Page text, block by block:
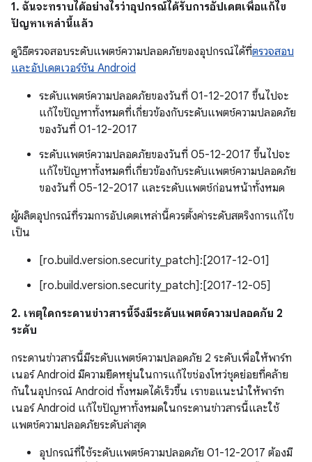
1. ฉันจะทราบได้อย่างไรว่าอุปกรณ์ได้รับการอัปเดตเพื่อแก้ไข
ปัญหาเหล่านี้แล้ว
ดูวิธีตรวจสอบระดับแพตช์ความปลอดภัยของอุปกรณ์ได้ที่ตรวจสอบ
และอัปเดตเวอร์ชัน Android
ระดับแพตช์ความปลอดภัยของวันที่ 01-12-2017 ขึ้นไปจะ
แก้ไขปัญหาทั้งหมดที่เกี่ยวข้องกับระดับแพตช์ความปลอดภัย
ของวันที่ 01-12-2017
ระดับแพตช์ความปลอดภัยของวันที่ 05-12-2017 ขึ้นไปจะ
แก้ไขปัญหาทั้งหมดที่เกี่ยวข้องกับระดับแพตช์ความปลอดภัย
ของวันที่ 05-12-2017 และระดับแพตช์ก่อนหน้าทั้งหมด
ผู้ผลิตอุปกรณ์ที่รวมการอัปเดตเหล่านี้ควรตั้งค่าระดับสตริงการแก้ไข
เป็น
[ro.build.version.security_patch]:[2017-12-01]
[ro.build.version.security_patch]:[2017-12-05]
2. เหตุใดกระดานข่าวสารนี้จึงมีระดับแพตช์ความปลอดภัย 2
ระดับ
กระดานข่าวสารนี้มีระดับแพตช์ความปลอดภัย 2 ระดับเพื่อให้พาร์ท
เนอร์ Android มีความยืดหยุ่นในการแก้ไขช่องโหว่ชุดย่อยที่คล้าย
กันในอุปกรณ์ Android ทั้งหมดได้เร็วขึ้น เราขอแนะนำให้พาร์ท
เนอร์ Android แก้ไขปัญหาทั้งหมดในกระดานข่าวสารนี้และใช้
แพตช์ความปลอดภัยระดับล่าสุด
อุปกรณ์ที่ใช้ระดับแพตช์ความปลอดภัย 01-12-2017 ต้องมี